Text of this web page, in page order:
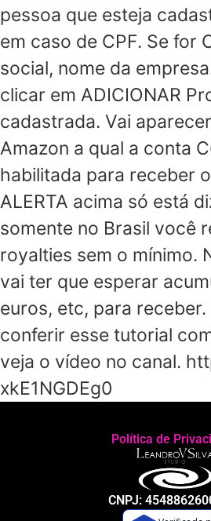
pessoa que esteja
em caso de CPF. Se for
social, nome da
clicar em ADICIONAR
cadastrada. Vai
Amazon a qual a conta
habilitada para receber
ALERTA acima só está
somente no Brasil você
royalties sem o mínimo.
vai ter que esperar
euros, etc, para
conferir esse tutorial
veja o vídeo no canal.
xkE1NGDEg0
Política de
CNPJ: